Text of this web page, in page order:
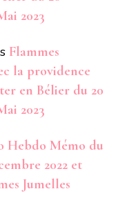
2023
Flammes
la providence
en Bélier du 20
2023
Hebdo Mémo du
2022 et
Jumelles